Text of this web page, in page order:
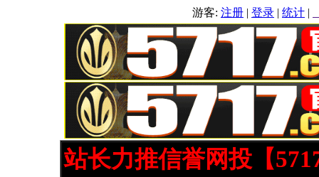
游客: 注册 | 登录 | 统计 |
站长力推信誉网投【